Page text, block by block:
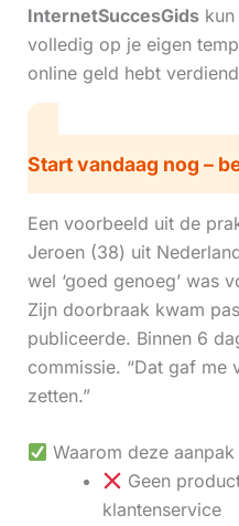
InternetSuccesGidskun
volledig op je eigen
online geld hebt
Start vandaag nog –
Een voorbeeld uit de
Jeroen (38) uit
wel ‘goed genoeg’ was
Zijn doorbraak kwam
publiceerde. Binnen 6
commissie. “Dat gaf me
zetten.”
Waarom deze
Geen
klantenservice